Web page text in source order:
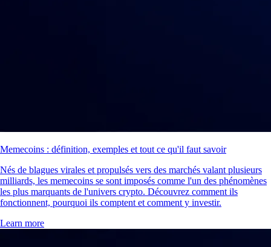
Memecoins : définition, exemples et tout ce qu'il faut savoir
Nés de blagues virales et propulsés vers des marchés valant plusieurs
milliards, les memecoins se sont imposés comme l'un des phénomènes
les plus marquants de l'univers crypto. Découvrez comment ils
fonctionnent, pourquoi ils comptent et comment y investir.
Learn more